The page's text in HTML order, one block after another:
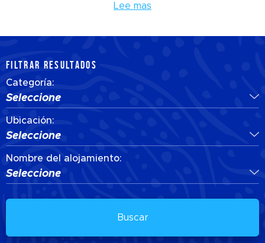
Lee mas
FILTRAR RESULTADOS
Categoría:
Seleccione
Ubicación:
Seleccione
Nombre del alojamiento:
Seleccione
Buscar